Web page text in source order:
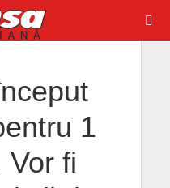
1
Vor fi